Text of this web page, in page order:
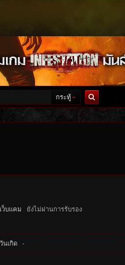
กระทู้
ค้นหา
เว็บแคม
ยังไม่ผ่านการรับรอง
วันเกิด -